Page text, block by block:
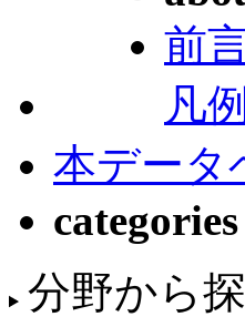
前
凡例
本データ
categories
分野から